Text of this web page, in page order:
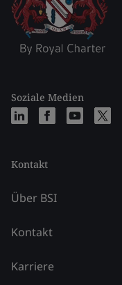
Soziale Medien
Kontakt
Über BSI
Kontakt
Karriere